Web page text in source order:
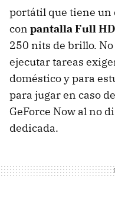
portátil que tiene un
con pantalla Full
250 nits de brillo.
ejecutar tareas
doméstico y para
para jugar en caso
GeForce Now al no
dedicada.